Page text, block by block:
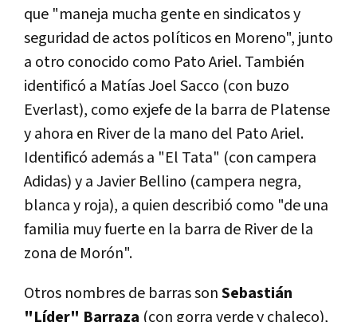
que "maneja mucha gente en sindicatos y
seguridad de actos políticos en Moreno", junto
a otro conocido como Pato Ariel. También
identificó a Matías Joel Sacco (con buzo
Everlast), como exjefe de la barra de Platense
y ahora en River de la mano del Pato Ariel.
Identificó además a "El Tata" (con campera
Adidas) y a Javier Bellino (campera negra,
blanca y roja), a quien describió como "de una
familia muy fuerte en la barra de River de la
zona de Morón".
Otros nombres de barras sonSebastián
"Líder" Barraza (con gorra verde y chaleco),